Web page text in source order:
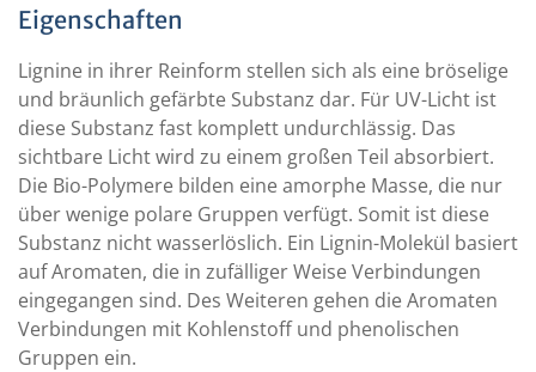
Eigenschaften
Lignine in ihrer Reinform stellen sich als eine bröselige
und bräunlich gefärbte Substanz dar. Für UV-Licht ist
diese Substanz fast komplett undurchlässig. Das
sichtbare Licht wird zu einem großen Teil absorbiert.
Die Bio-Polymere bilden eine amorphe Masse, die nur
über wenige polare Gruppen verfügt. Somit ist diese
Substanz nicht wasserlöslich. Ein Lignin-Molekül basiert
auf Aromaten, die in zufälliger Weise Verbindungen
eingegangen sind. Des Weiteren gehen die Aromaten
Verbindungen mit Kohlenstoff und phenolischen
Gruppen ein.